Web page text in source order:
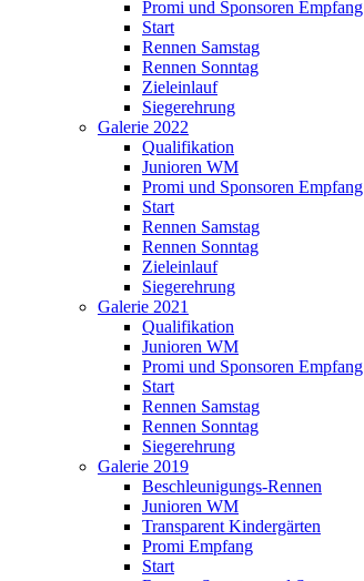
Promi und Sponsoren Empfang
Start
Rennen Samstag
Rennen Sonntag
Zieleinlauf
Siegerehrung
Galerie 2022
Qualifikation
Junioren WM
Promi und Sponsoren Empfang
Start
Rennen Samstag
Rennen Sonntag
Zieleinlauf
Siegerehrung
Galerie 2021
Qualifikation
Junioren WM
Promi und Sponsoren Empfang
Start
Rennen Samstag
Rennen Sonntag
Siegerehrung
Galerie 2019
Beschleunigungs-Rennen
Junioren WM
Transparent Kindergärten
Promi Empfang
Start